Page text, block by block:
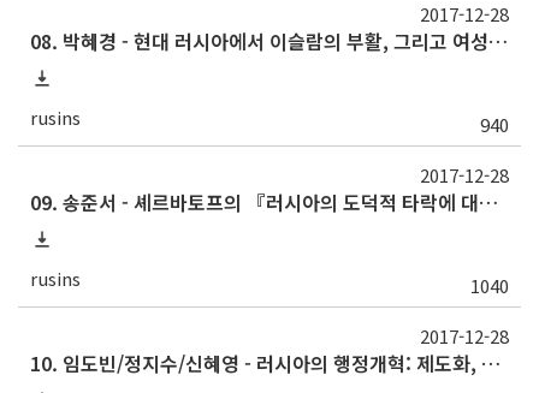
08. 박혜경 - 현대 러시아에서 이슬람의 부활, 그리고 여성 무슬림의 선택
rusins 940
2017-12-28
09. 송준서 - 셰르바토프의 『러시아의 도덕적 타락에 대하여』에 나타난 18세기 상류층 생활양식 변화에 대한 인식
rusins 1040
2017-12-28
10. 임도빈/정지수/신혜영 - 러시아의 행정개혁: 제도화, 탈제도화와 재제도화의 관점에서
2017-12-28